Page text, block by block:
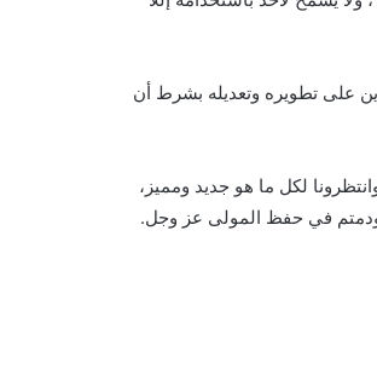
على تطويره وتعديله بشرط أن
لكل ما هو جديد ومميز،
ودمتم في حفظ المولى عز وجل.